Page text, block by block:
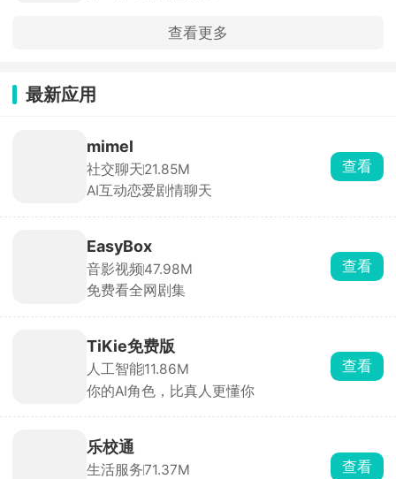
查看更多
最新应用
mimel
社交聊天21.85M
AI互动恋爱剧情聊天
查看
EasyBox
音影视频47.98M
免费看全网剧集
查看
TiKie免费版
人工智能11.86M
你的AI角色，比真人更懂你
查看
乐校通
生活服务71.37M
查看